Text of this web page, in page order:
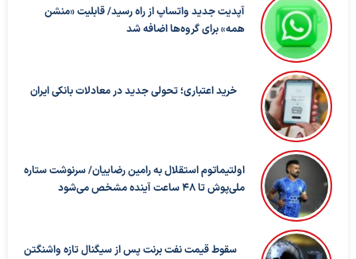
آپدیت جدید واتساپ از راه رسید/ قابلیت «منشن
همه» برای گروه‌ها اضافه شد
خرید اعتباری؛ تحولی جدید در معادلات بانکی ایران
اولتیماتوم استقلال به رامین رضاییان/ سرنوشت ستاره
ملی‌پوش تا ۴۸ ساعت آینده مشخص می‌شود
سقوط قیمت نفت برنت پس از سیگنال تازه واشنگتن